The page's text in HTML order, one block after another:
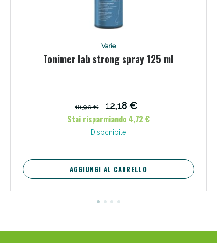
Varie
Tonimer lab strong spray 125 ml
16,90 €
12,18 €
Stai risparmiando 4,72 €
Disponibile
AGGIUNGI AL CARRELLO
Benessere Intestinale: Sconto fino al 55% valido
oggi!